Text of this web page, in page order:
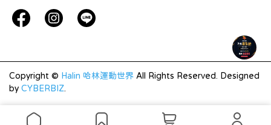
Copyright © Halin 哈林運動世界 All Rights Reserved. Designed
by CYBERBIZ.